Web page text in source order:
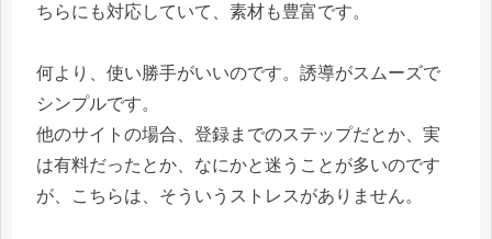
ちらにも対応していて、素材も豊富です。
何より、使い勝手がいいのです。誘導がスムーズで
シンプルです。
他のサイトの場合、登録までのステップだとか、実
は有料だったとか、なにかと迷うことが多いのです
が、こちらは、そういうストレスがありません。